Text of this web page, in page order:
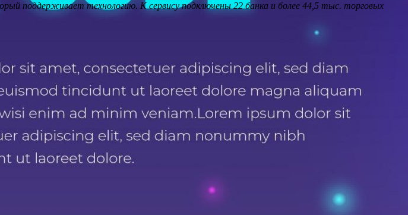
поддерживает технологию. К сервису подключены 22 банка и более 44,5 тыс. торговых